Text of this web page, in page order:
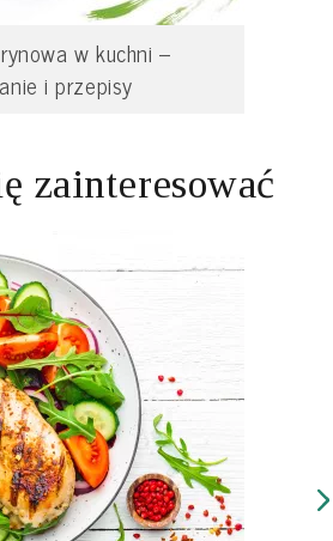
w kuchni –
i przepisy
zainteresować